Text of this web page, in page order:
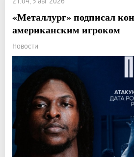
«Металлург» подписал
американским игроком
Новости